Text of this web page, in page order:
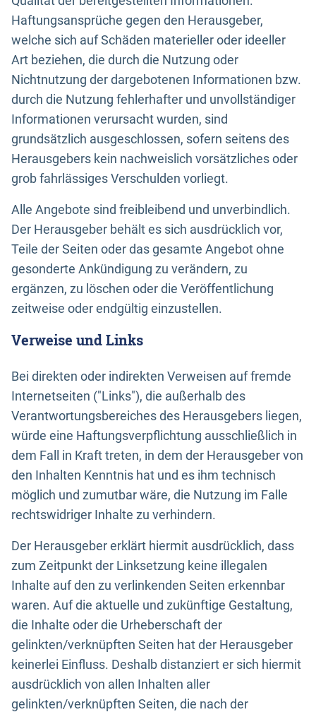
Haftungsansprüche gegen den Herausgeber,
welche sich auf Schäden materieller oder ideeller
Art beziehen, die durch die Nutzung oder
Nichtnutzung der dargebotenen Informationen bzw.
durch die Nutzung fehlerhafter und unvollständiger
Informationen verursacht wurden, sind
grundsätzlich ausgeschlossen, sofern seitens des
Herausgebers kein nachweislich vorsätzliches oder
grob fahrlässiges Verschulden vorliegt.
Alle Angebote sind freibleibend und unverbindlich.
Der Herausgeber behält es sich ausdrücklich vor,
Teile der Seiten oder das gesamte Angebot ohne
gesonderte Ankündigung zu verändern, zu
ergänzen, zu löschen oder die Veröffentlichung
zeitweise oder endgültig einzustellen.
Verweise und Links
Bei direkten oder indirekten Verweisen auf fremde
Internetseiten ("Links"), die außerhalb des
Verantwortungsbereiches des Herausgebers liegen,
würde eine Haftungsverpflichtung ausschließlich in
dem Fall in Kraft treten, in dem der Herausgeber von
den Inhalten Kenntnis hat und es ihm technisch
möglich und zumutbar wäre, die Nutzung im Falle
rechtswidriger Inhalte zu verhindern.
Der Herausgeber erklärt hiermit ausdrücklich, dass
zum Zeitpunkt der Linksetzung keine illegalen
Inhalte auf den zu verlinkenden Seiten erkennbar
waren. Auf die aktuelle und zukünftige Gestaltung,
die Inhalte oder die Urheberschaft der
gelinkten/verknüpften Seiten hat der Herausgeber
keinerlei Einfluss. Deshalb distanziert er sich hiermit
ausdrücklich von allen Inhalten aller
gelinkten/verknüpften Seiten, die nach der